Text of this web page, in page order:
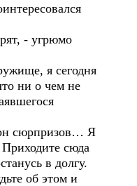
- угрюмо
я сегодня
ни о чем не
сюрпризов… Я
сюда
в долгу.
об этом и